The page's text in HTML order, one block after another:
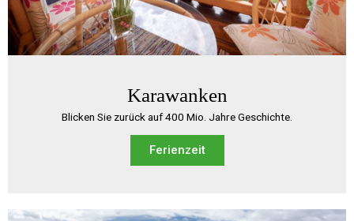
Karawanken
Blicken Sie zurück auf 400 Mio. Jahre Geschichte.
Ferienzeit